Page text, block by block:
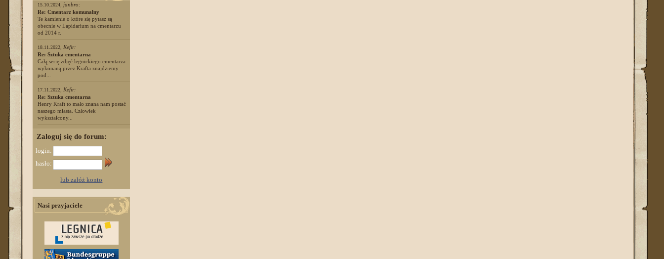
15.10.2024,janbro:
Re: Cmentarz komunalny
Te kamienie o które się pytasz są
obecnie w Lapidarium na cmentarzu
od 2014 r.
18.11.2022,Kefir:
Re: Sztuka cmentarna
Całą serię zdjęć legnickiego cmentarza
wykonaną przez Krafta znajdziemy
pod...
17.11.2022,Kefir:
Re: Sztuka cmentarna
Henry Kraft to mało znana nam postać
naszego miasta. Człowiek
wykształcony...
Zaloguj się do forum:
login:
hasło:
lub załóż konto
Nasi przyjaciele